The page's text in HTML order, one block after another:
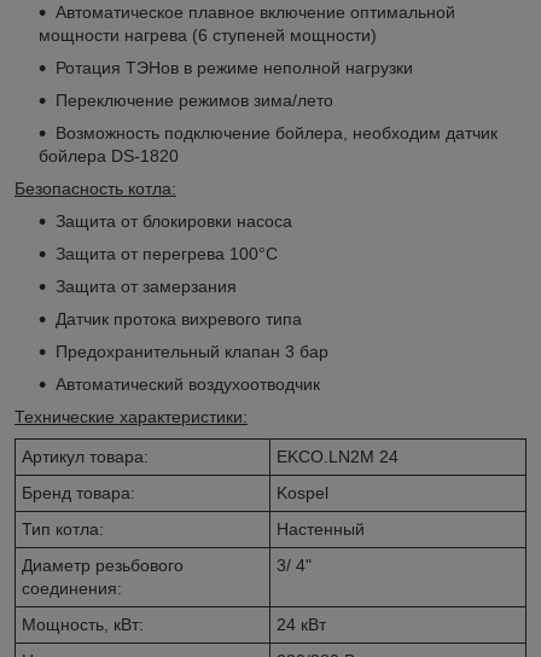
Автоматическое плавное включение оптимальной
мощности нагрева (6 ступеней мощности)
Ротация ТЭНов в режиме неполной нагрузки
Переключение режимов зима/лето
Возможность подключение бойлера, необходим датчик
бойлера DS-1820
Безопасность котла:
Защита от блокировки насоса
Защита от перегрева 100°C
Защита от замерзания
Датчик протока вихревого типа
Предохранительный клапан 3 бар
Автоматический воздухоотводчик
Технические характеристики:
Артикул товара:
EKCO.LN2M 24
Бренд товара:
Kospel
Тип котла:
Настенный
Диаметр резьбового
соединения:
3/ 4"
Мощность, кВт:
24 кВт